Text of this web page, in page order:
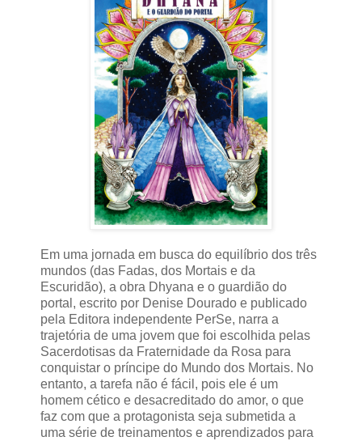
Em uma jornada em busca do equilíbrio dos três
mundos (das Fadas, dos Mortais e da
Escuridão), a obra Dhyana e o guardião do
portal, escrito por Denise Dourado e publicado
pela Editora independente PerSe, narra a
trajetória de uma jovem que foi escolhida pelas
Sacerdotisas da Fraternidade da Rosa para
conquistar o príncipe do Mundo dos Mortais. No
entanto, a tarefa não é fácil, pois ele é um
homem cético e desacreditado do amor, o que
faz com que a protagonista seja submetida a
uma série de treinamentos e aprendizados para